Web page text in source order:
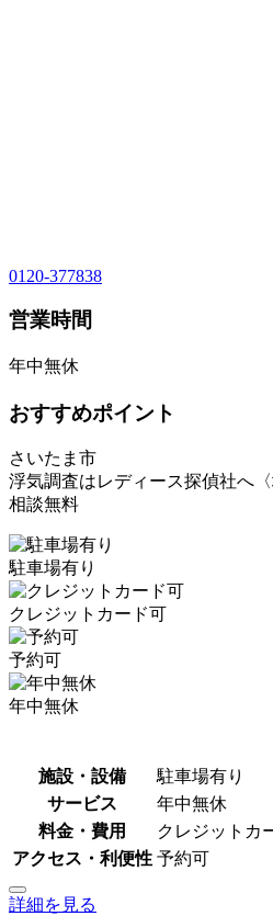
0120-377838
営業時間
年中無休
おすすめポイント
さいたま市
浮気調査はレディース探偵社へ〈
相談無料
駐車場有り
クレジットカード可
予約可
年中無休
施設・設備
駐車場有り
サービス
年中無休
料金・費用
クレジットカ
アクセス・利便性 予約可
詳細を見る